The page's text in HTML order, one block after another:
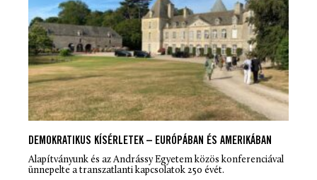
DEMOKRATIKUS KÍSÉRLETEK – EURÓPÁBAN ÉS AMERIKÁBAN
Alapítványunk és az Andrássy Egyetem közös konferenciával
ünnepelte a transzatlanti kapcsolatok 250 évét.